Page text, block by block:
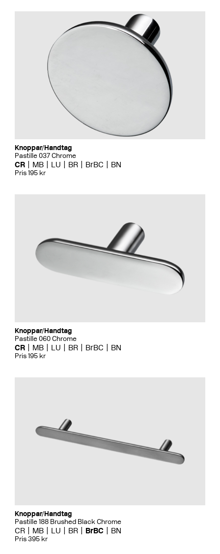
Knoppar/Handtag
Pastille 037 Chrome
CR MB LU BR BrBC BN
Pris 195 kr
Knoppar/Handtag
Pastille 060 Chrome
CR MB LU BR BrBC BN
Pris 195 kr
Knoppar/Handtag
Pastille 188 Brushed Black Chrome
CR MB LU BR BrBC BN
Pris 395 kr